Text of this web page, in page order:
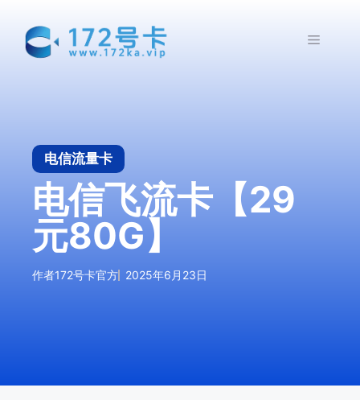
菜
电信流量卡
电信飞流卡【29
元80G】
作者172号卡官方 2025年6月23日